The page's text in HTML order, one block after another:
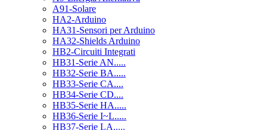
A91-Solare
HA2-Arduino
HA31-Sensori per Arduino
HA32-Shields Arduino
HB2-Circuiti Integrati
HB31-Serie AN.....
HB32-Serie BA.....
HB33-Serie CA....
HB34-Serie CD....
HB35-Serie HA.....
HB36-Serie I~L.....
HB37-Serie LA.....